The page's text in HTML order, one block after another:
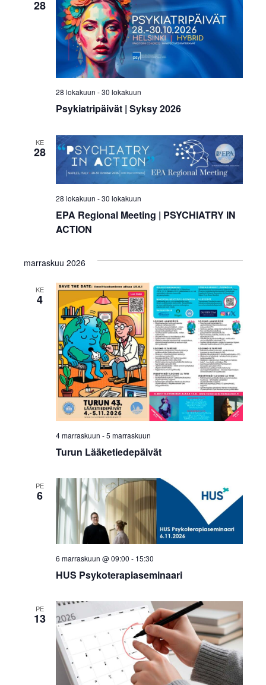
28
Psykiatripäivät | Syksy 2026
28 lokakuun -30 lokakuun
KE
28
EPA Regional Meeting | PSYCHIATRY IN
ACTION
28 lokakuun -30 lokakuun
marraskuu 2026
KE
4
Turun Lääketiedepäivät
4 marraskuun -5 marraskuun
PE
6
HUS Psykoterapiaseminaari
6 marraskuun @ 09:00 - 15:30
PE
13